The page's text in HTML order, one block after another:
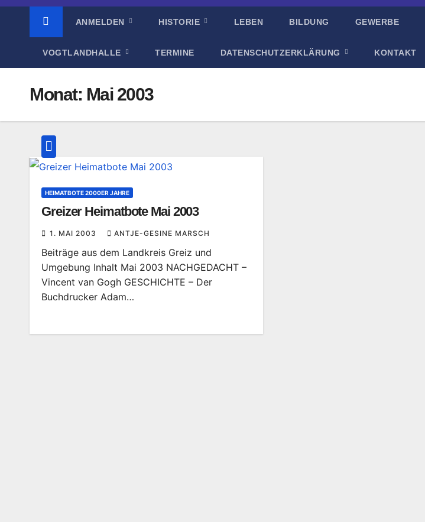
ANMELDEN HISTORIE LEBEN BILDUNG GEWERBE
VOGTLANDHALLE TERMINE DATENSCHUTZERKLÄRUNG KONTAKT
Monat: Mai 2003
HEIMATBOTE 2000ER JAHRE
Greizer Heimatbote Mai 2003
1. MAI 2003 ANTJE-GESINE MARSCH
Beiträge aus dem Landkreis Greiz und
Umgebung Inhalt Mai 2003 NACHGEDACHT –
Vincent van Gogh GESCHICHTE – Der
Buchdrucker Adam…